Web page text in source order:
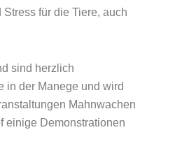
für die Tiere, auch
sind herzlich
in der Manege und wird
Mahnwachen
einige Demonstrationen